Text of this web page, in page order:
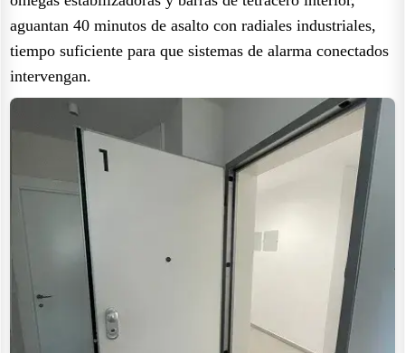
aguantan 40 minutos de asalto con radiales industriales,
tiempo suficiente para que sistemas de alarma conectados
intervengan.